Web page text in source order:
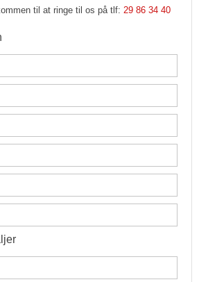
til at ringe til os på tlf: 29 86 34 40